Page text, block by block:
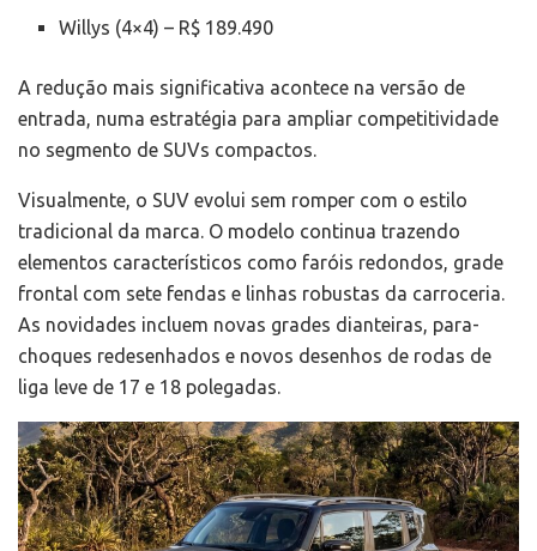
Willys (4×4) – R$ 189.490
A redução mais significativa acontece na versão de
entrada, numa estratégia para ampliar competitividade
no segmento de SUVs compactos.
Visualmente, o SUV evolui sem romper com o estilo
tradicional da marca. O modelo continua trazendo
elementos característicos como faróis redondos, grade
frontal com sete fendas e linhas robustas da carroceria.
As novidades incluem novas grades dianteiras, para-
choques redesenhados e novos desenhos de rodas de
liga leve de 17 e 18 polegadas.